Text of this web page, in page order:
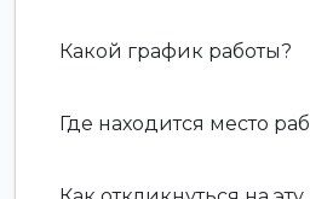
Какой график работы?
Где находится место